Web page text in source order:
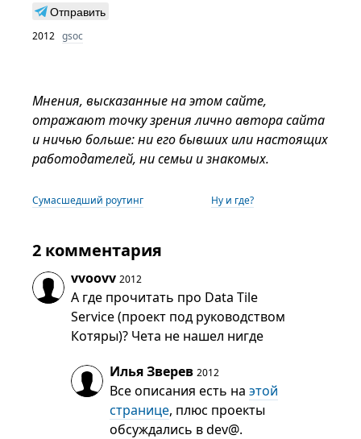
Отправить
2012 gsoc
Мнения, высказанные на этом сайте,
отражают точку зрения лично автора сайта
и ничью больше: ни его бывших или настоящих
работодателей, ни семьи и знакомых.
Сумасшедший роутинг Ну и где?
2 комментария
vvoovv 2012
А где прочитать про Data Tile
Service (проект под руководством
Котяры)? Чета не нашел нигде
Илья Зверев 2012
Все описания есть наэтой
странице, плюс проекты
обсуждались в dev@.